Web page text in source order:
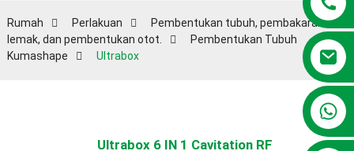
Rumah Perlakuan
Pembentukan tubuh, pembakaran
lemak, dan pembentukan otot.
Pembentukan Tubuh
Kumashape
Ultrabox
Ultrabox 6 IN 1 Cavitation RF